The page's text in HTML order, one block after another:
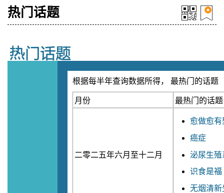
热门话题
根据每半年查询数据所得， 最热门的话题
月份 最热门的话题
二零二五年六月至十二月
愈做愈有
癌症
泌尿生殖
识食是福
无烟清新